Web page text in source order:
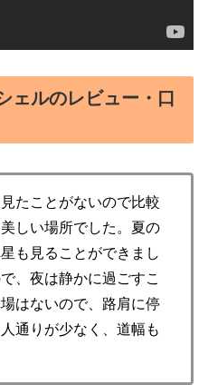
ェルのレビュー・口
たことがないので比較
しい場所でした。夏の
も見ることができまし
、夜は静かに過ごすこ
はないので、路肩に停
通りが少なく、道幅も